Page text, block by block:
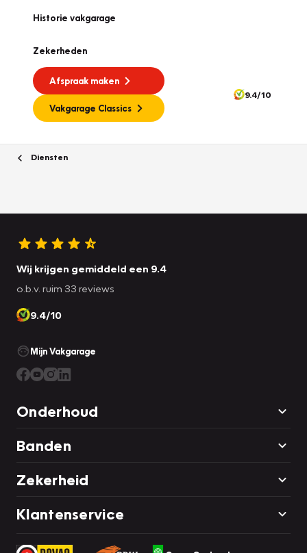
Historie vakgarage
Zekerheden
Afspraak maken
Vakgarage Classics
9.4/10
Diensten
Wij krijgen gemiddeld een 9.4
o.b.v. ruim 33 reviews
9.4/10
Mijn Vakgarage
Onderhoud
Banden
Zekerheid
Klantenservice